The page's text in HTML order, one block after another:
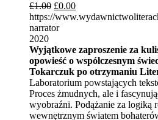
£1.00 £0.00
https://
narrator
2020
Wyjątkowe zaproszenie za
opowieść o współczesnym
Tokarczuk po otrzymaniu
Laboratorium powstających
Proces żmudnych, ale i
wyobraźni. Podążanie za logiką
wewnętrznym światem